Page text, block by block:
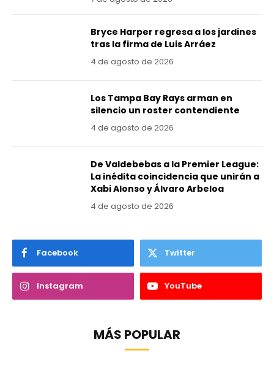
Bryce Harper regresa a los jardines
tras la firma de Luis Arráez
4 de agosto de 2026
Los Tampa Bay Rays arman en
silencio un roster contendiente
4 de agosto de 2026
De Valdebebas a la Premier League:
La inédita coincidencia que unirán a
Xabi Alonso y Álvaro Arbeloa
4 de agosto de 2026
Facebook Twitter
Instagram YouTube
MÁS POPULAR